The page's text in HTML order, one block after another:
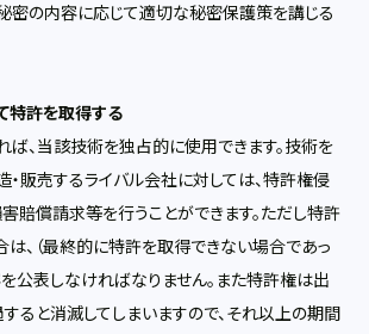
の内容に応じて適切な秘密保護策を講じる
特許を取得する
、当該技術を独占的に使用できます。技術を
販売するライバル会社に対しては、特許権侵
賠償請求等を行うことができます。ただし特許
、（最終的に特許を取得できない場合であっ
公表しなければなりません。また特許権は出
ると消滅してしまいますので、それ以上の期間